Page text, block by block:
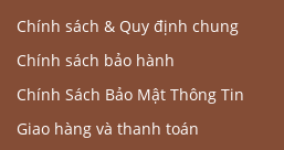
Chính sách & Quy định chung
Chính sách bảo hành
Chính Sách Bảo Mật Thông Tin
Giao hàng và thanh toán